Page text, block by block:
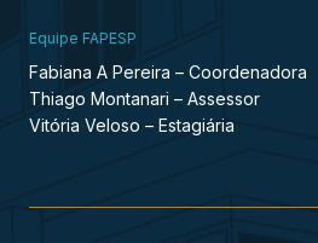
Equipe FAPESP
Fabiana A Pereira – Coordenadora
Thiago Montanari – Assessor
Vitória Veloso – Estagiária